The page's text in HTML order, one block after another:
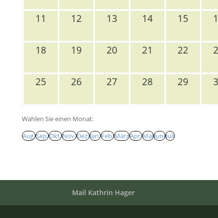
11 12 13 14 15
18 19 20 21 22
25 26 27 28 29
Wählen Sie einen Monat:
Aug.Sep.Okt.Nov.Dez.Jan.Feb.MärzApr.MaiJuniJuli
Mail Kathrin Hager